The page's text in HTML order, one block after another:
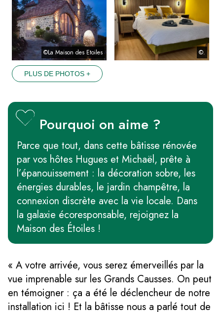
©La Maison des Etoiles ©.
PLUS DE PHOTOS +
Pourquoi on aime ?
Parce que tout, dans cette bâtisse rénovée
par vos hôtes Hugues et Michaël, prête à
l’épanouissement : la décoration sobre, les
énergies durables, le jardin champêtre, la
connexion discrète avec la vie locale. Dans
la galaxie écoresponsable, rejoignez la
Maison des Étoiles !
« A votre arrivée, vous serez émerveillés par la
vue imprenable sur les Grands Causses. On peut
en témoigner : ça a été le déclencheur de notre
installation ici ! Et la bâtisse nous a parlé tout de